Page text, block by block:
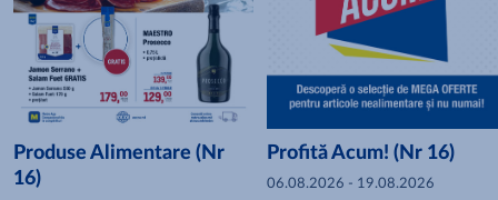
Produse Alimentare (Nr
16)
Profită Acum! (Nr 16)
06.08.2026 - 19.08.2026